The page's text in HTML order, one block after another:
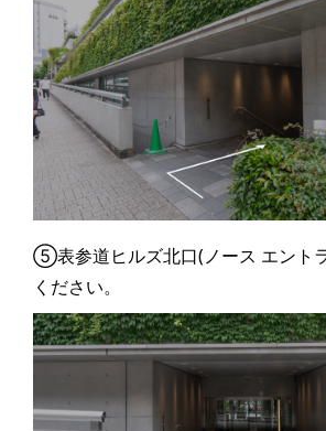
⑤表参道ヒルズ北口(ノース エント
ください。